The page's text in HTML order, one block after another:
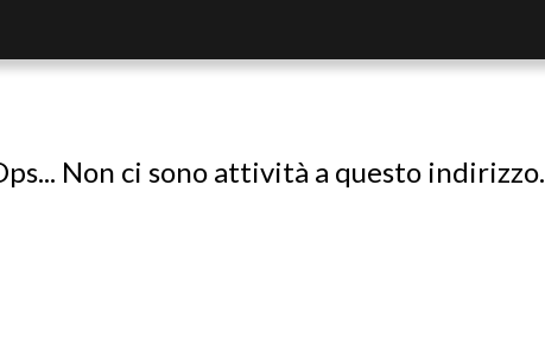
Non ci sono attività a questo indirizzo.